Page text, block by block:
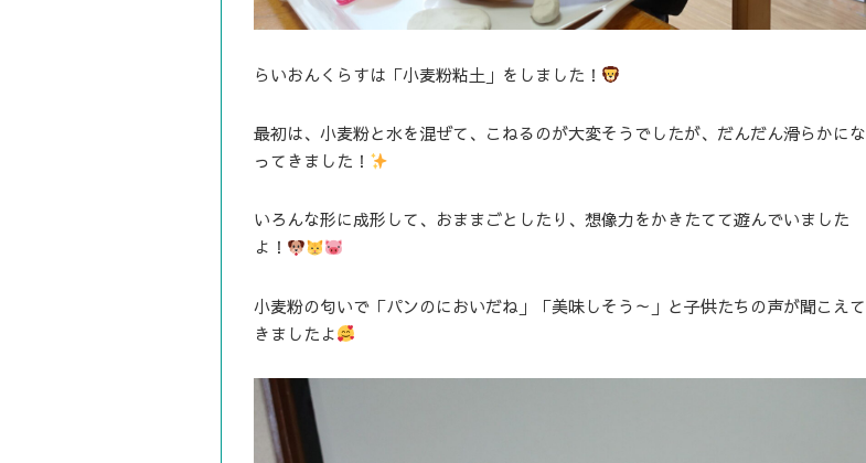
らいおんくらすは「小麦粉粘土」をしました！
最初は、小麦粉と水を混ぜて、こねるのが大変そうでしたが、だんだん滑らかにな
ってきました！
いろんな形に成形して、おままごとしたり、想像力をかきたてて遊んでいました
よ！
小麦粉の匂いで「パンのにおいだね」「美味しそう～」と子供たちの声が聞こえて
きましたよ